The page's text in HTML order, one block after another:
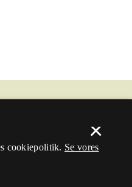
×
cookiepolitik. Se vores